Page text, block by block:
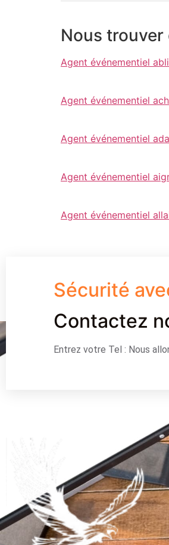
Nous
Agent événementiel
Agent événementiel
Agent événementiel
Agent événementiel
Agent événementiel
Sécurité
Contactez
Entrez votre Tel : Nous